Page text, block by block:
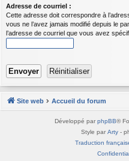
Adresse de courriel :
Cette adresse doit correspondre à
vous ne l’avez jamais modifié depuis le
l’adresse de courriel que vous avez
Site web Accueil du forum
Développé par phpBB®
Style par Arty -
Traduction